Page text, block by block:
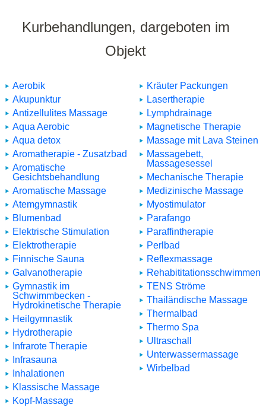
Kurbehandlungen, dargeboten im
Objekt
Aerobik
Akupunktur
Antizellulites Massage
Aqua Aerobic
Aqua detox
Aromatherapie - Zusatzbad
Aromatische
Gesichtsbehandlung
Aromatische Massage
Atemgymnastik
Blumenbad
Elektrische Stimulation
Elektrotherapie
Finnische Sauna
Galvanotherapie
Gymnastik im
Schwimmbecken -
Hydrokinetische Therapie
Heilgymnastik
Hydrotherapie
Infrarote Therapie
Infrasauna
Inhalationen
Klassische Massage
Kopf-Massage
Kräuter Packungen
Lasertherapie
Lymphdrainage
Magnetische Therapie
Massage mit Lava Steinen
Massagebett,
Massagesessel
Mechanische Therapie
Medizinische Massage
Myostimulator
Parafango
Paraffintherapie
Perlbad
Reflexmassage
Rehabititationsschwimmen
TENS Ströme
Thailändische Massage
Thermalbad
Thermo Spa
Ultraschall
Unterwassermassage
Wirbelbad